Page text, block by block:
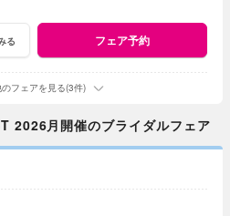
る フェア予約
フェアを見る(3件)
月開催のブライダルフェア